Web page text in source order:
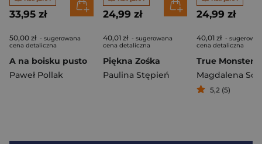
33,95 zł
50,00 zł - sugerowana
cena detaliczna
A na boisku pusto
Paweł Pollak
24,99 zł
40,01 zł - sugerowana
cena detaliczna
Piękna Zośka
Paulina Stępień
24,99 zł
40,01 zł -
cena detaliczna
Magdalena
5,2 (5)